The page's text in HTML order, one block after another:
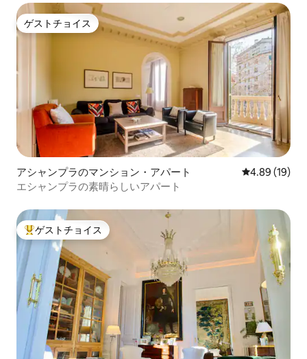
ゲストチョイス
ゲストチョイス
アシャンプラのマンション・アパート レビュー19
4.89 (19)
エシャンプラの素晴らしいアパート
大好評のゲストチョイスです。
ゲストチョイス